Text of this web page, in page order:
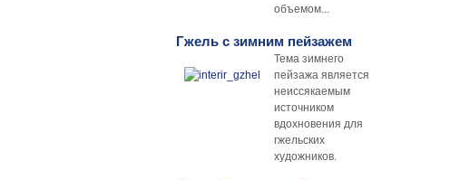
объемом...
Гжель с зимним пейзажем
Тема зимнего
пейзажа является
неиссякаемым
источником
вдохновения для
гжельских
художников.